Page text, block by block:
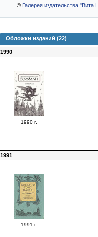
© Галерея издательства "Вита
Обложки изданий (22)
1990
1990 г.
1991
1991 г.